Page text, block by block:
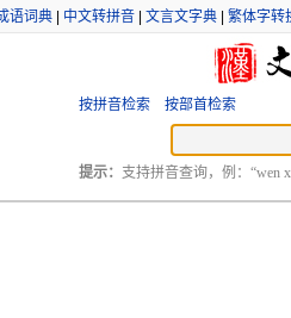
语词典 中文转拼音 文言文字典 繁体字转
按拼音检索 按部首检索
提示： 支持拼音查询，例：“wen